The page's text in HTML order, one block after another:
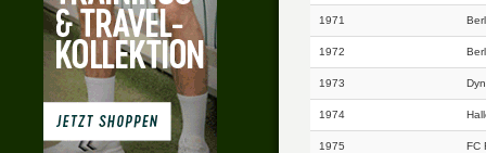
1971
1972
1973
1974
1975 FC